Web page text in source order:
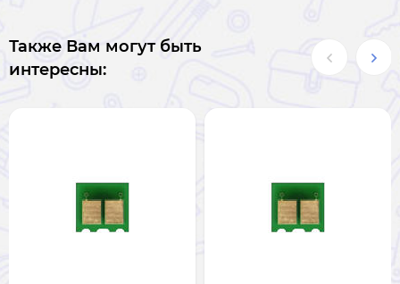
Также Вам могут быть
интересны: